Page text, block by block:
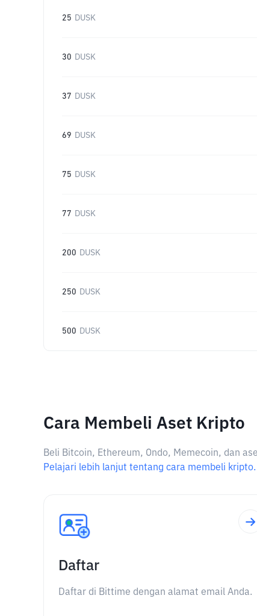
25 DUSK
30 DUSK
37 DUSK
69 DUSK
75 DUSK
77 DUSK
200 DUSK
250 DUSK
500 DUSK
Cara Membeli Aset Kripto
Beli Bitcoin, Ethereum, Ondo, Memecoin, dan
Pelajari lebih lanjut tentang cara membeli kripto.
Daftar
Daftar di Bittime dengan alamat email Anda.